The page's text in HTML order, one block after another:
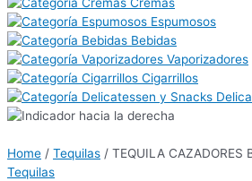
Cremas
Espumosos
Bebidas
Vaporizadores
Cigarrillos
Home / Tequilas / TEQUILA CAZADORES
Tequilas